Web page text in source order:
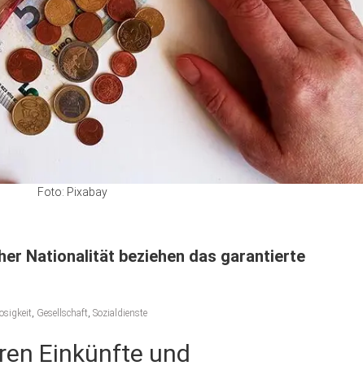
Foto: Pixabay
Nationalität beziehen das garantierte
, Gesellschaft, Sozialdienste
Einkünfte und